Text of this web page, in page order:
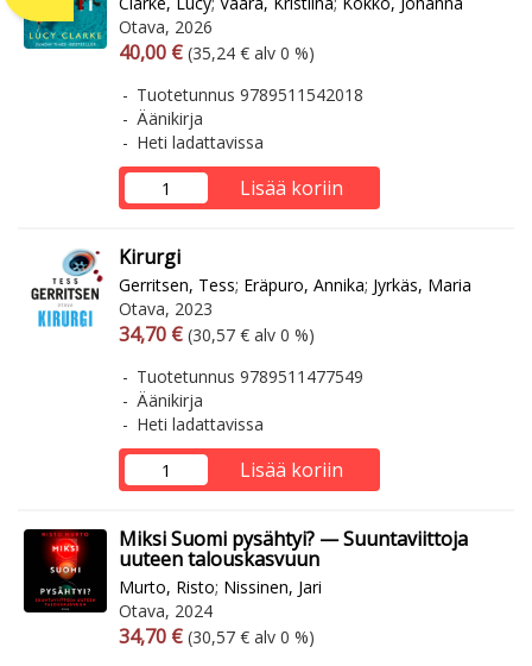
Otava, 2026
Arvonlisäverollinen hinta
40,00 € Arvonlisäveroton hinta
(35,24 € alv 0 %)
Tuotetunnus 9789511542018
Äänikirja
Heti ladattavissa
Lisää koriin
Kirurgi
Gerritsen, Tess; Eräpuro, Annika; Jyrkäs, Maria
Otava, 2023
Arvonlisäverollinen hinta
34,70 € Arvonlisäveroton hinta
(30,57 € alv 0 %)
Tuotetunnus 9789511477549
Äänikirja
Heti ladattavissa
Lisää koriin
Miksi Suomi pysähtyi? — Suuntaviittoja
uuteen talouskasvuun
Murto, Risto; Nissinen, Jari
Otava, 2024
Arvonlisäverollinen hinta
34,70 € Arvonlisäveroton hinta
(30,57 € alv 0 %)